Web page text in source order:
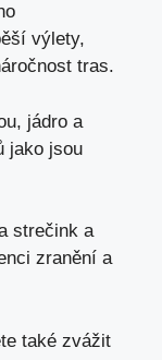
výlety,
tras.
jádro a
jako jsou
strečink a
zranění a
také zvážit